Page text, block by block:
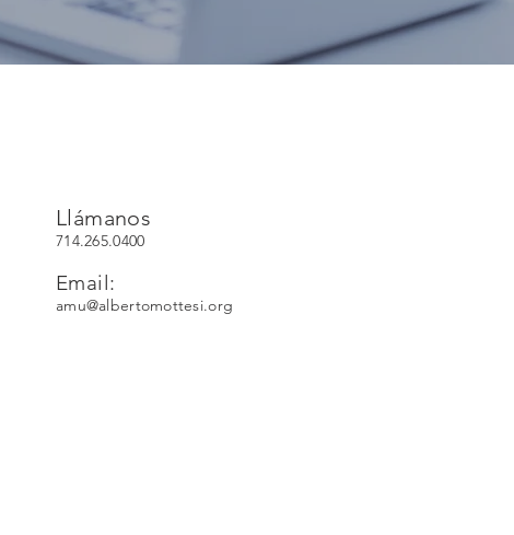
Llámanos
714.265.0400
Email:
amu@albertomottesi.org